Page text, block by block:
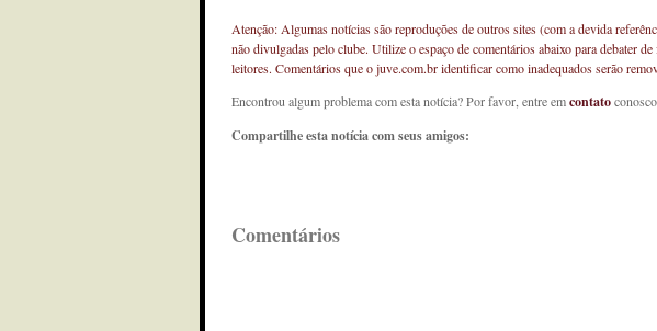
Atenção: Algumas notícias são reproduções de outros sites (com a devida
não divulgadas pelo clube. Utilize o espaço de comentários abaixo para debater
leitores. Comentários que o juve.com.br identificar como inadequados serão
Encontrou algum problema com esta notícia? Por favor, entre emcontato
Compartilhe esta notícia com seus amigos:
Comentários